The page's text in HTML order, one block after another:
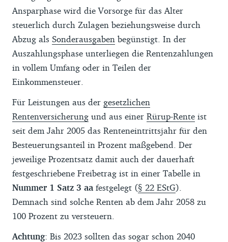
Ansparphase wird die Vorsorge für das Alter
steuerlich durch Zulagen beziehungsweise durch
Abzug als Sonderausgaben begünstigt. In der
Auszahlungsphase unterliegen die Rentenzahlungen
in vollem Umfang oder in Teilen der
Einkommensteuer.
Für Leistungen aus der gesetzlichen
Rentenversicherung und aus einer Rürup-Rente ist
seit dem Jahr 2005 das Renteneintrittsjahr für den
Besteuerungsanteil in Prozent maßgebend. Der
jeweilige Prozentsatz damit auch der dauerhaft
festgeschriebene Freibetrag ist in einer Tabelle in
Nummer 1 Satz 3 aa festgelegt (§ 22 EStG).
Demnach sind solche Renten ab dem Jahr 2058 zu
100 Prozent zu versteuern.
Achtung: Bis 2023 sollten das sogar schon 2040